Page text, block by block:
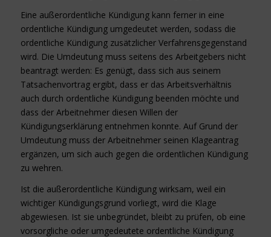
Eine außerordentliche Kündigung kann ferner in eine
ordentliche Kündigung umgedeutet werden, sodass die
ordentliche Kündigung zusätzlicher Verfahrensgegenstand
wird. Die Umdeutung muss seitens des Arbeitgebers nicht
beantragt werden: Es genügt, dass sich aus seinem
Tatsachenvortrag ergibt, dass er das Arbeitsverhältnis
auch durch ordentliche Kündigung beenden möchte und
dass der Arbeitnehmer diesen Willen der
Kündigungserklärung entnehmen konnte. Auf Grund der
Umdeutung muss der Arbeitnehmer seinen Klageantrag
ergänzen, um sich auch gegen die ordentlichen Kündigung
zu wehren.
Ist die außerordentliche Kündigung wirksam, weil ein
wichtiger Kündigungsgrund vorliegt, wird die Klage
abgewiesen. Ist sie unbegründet, bleibt zu prüfen, ob eine
vorsorgliche oder umgedeutete ordentliche Kündigung